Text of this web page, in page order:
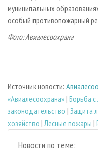
муниципальных
особый противопожарный
Фото: Авиалесоохрана
Источник новости:
«Авиалесоохрана»| Борьба
законодательство | Защита
хозяйство |Лесные пожары |
Новости по теме: